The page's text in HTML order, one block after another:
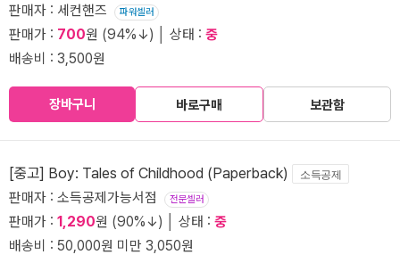
판매자 : 세컨핸즈 파워셀러
판매가 : 700원 (94%↓) │ 상태 : 중
배송비 : 3,500원
장바구니 바로구매 보관함
[중고] Boy: Tales of Childhood (Paperback) 소득공제
판매자 : 소득공제가능서점 전문셀러
판매가 : 1,290원 (90%↓) │ 상태 : 중
배송비 : 50,000원 미만 3,050원